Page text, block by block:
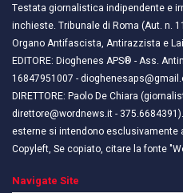
Testata giornalistica indipendente e
inchieste. Tribunale di Roma (Aut. n.
Organo Antifascista, Antirazzista e
EDITORE: Dioghenes APS® - Ass.
16847951007 -
DIRETTORE: Paolo De Chiara
direttore@wordnews.it -
esterne si intendono esclusivamente
Copyleft, Se copiato, citare la fonte
Navigate Site